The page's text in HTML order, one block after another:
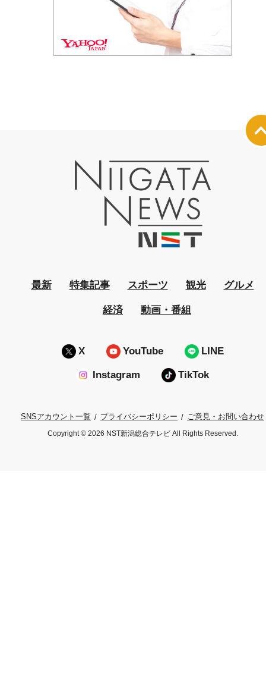
最新 特集記事 スポーツ 観光 グルメ
経済 動画・番組
X YouTube LINE
Instagram TikTok
SNSアカウント一覧 プライバシーポリシー ご意見・お問い合わせ
Copyright © 2026 NST新潟総合テレビ All Rights Reserved.